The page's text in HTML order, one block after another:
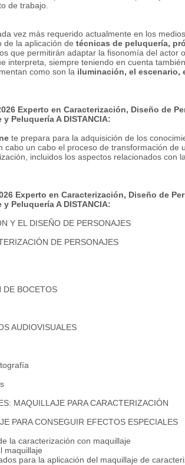
de trabajo.
vez más requerido actualmente en los medios
de la aplicación de técnicas de peluquería,
que permitirán adaptar la fisonomía del actor
interpreta, siempre teniendo en cuenta
como son la iluminación, el escenario,
Experto en Caracterización, Diseño de
Peluquería A DISTANCIA:
te prepara para la adquisición de los
cabo un cabo el proceso de transformación de
incluidos los aspectos relacionados con
Experto en Caracterización, Diseño de
Peluquería A DISTANCIA:
Y EL DISEÑO DE PERSONAJES
DE PERSONAJES
DE BOCETOS
AUDIOVISUALES
MAQUILLAJE PARA CARACTERIZACIÓN
PARA CONSEGUIR EFECTOS ESPECIALES
la caracterización con maquillaje
maquillaje
para la aplicación del maquillaje de